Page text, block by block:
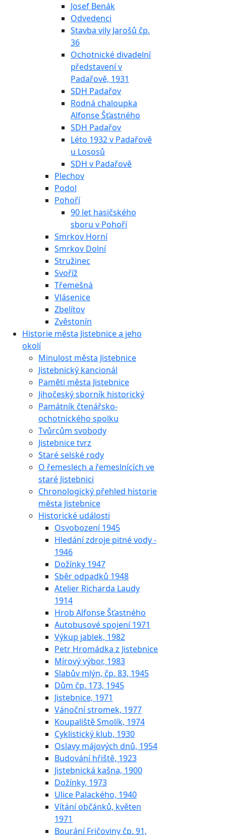
Josef Benák
Odvedenci
Stavba vily Jarošů čp.
36
Ochotnické divadelní
představení v
Padařově, 1931
SDH Padařov
Rodná chaloupka
Alfonse Šťastného
SDH Padařov
Léto 1932 v Padařově
u Lososů
SDH v Padařově
Plechov
Podol
Pohoří
90 let hasičského
sboru v Pohoří
Smrkov Horní
Smrkov Dolní
Stružinec
Svoříž
Třemešná
Vlásenice
Zbelítov
Zvěstonín
Historie města Jistebnice a jeho
okolí
Minulost města Jistebnice
Jistebnický kancionál
Paměti města Jistebnice
Jihočeský sborník historický
Památník čtenářsko-
ochotnického spolku
Tvůrcům svobody
Jistebnice tvrz
Staré selské rody
O řemeslech a řemeslnících ve
staré Jistebnici
Chronologický přehled historie
města Jistebnice
Historické události
Osvobození 1945
Hledání zdroje pitné vody -
1946
Dožínky 1947
Sběr odpadků 1948
Atelier Richarda Laudy
1914
Hrob Alfonse Šťastného
Autobusové spojení 1971
Výkup jablek, 1982
Petr Hromádka z Jistebnice
Mírový výbor, 1983
Slabův mlýn, čp. 83, 1945
Dům čp. 173, 1945
Jistebnice, 1971
Vánoční stromek, 1977
Koupaliště Smolík, 1974
Cyklistický klub, 1930
Oslavy májových dnů, 1954
Budování hřiště, 1923
Jistebnická kašna, 1900
Dožínky, 1973
Ulice Palackého, 1940
Vítání občánků, květen
1971
Bourání Fričoviny čp. 91,